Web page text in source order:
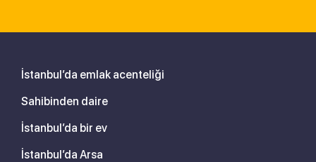
İstanbul’da emlak acenteliği
Sahibinden daire
İstanbul’da bir ev
İstanbul’da Arsa